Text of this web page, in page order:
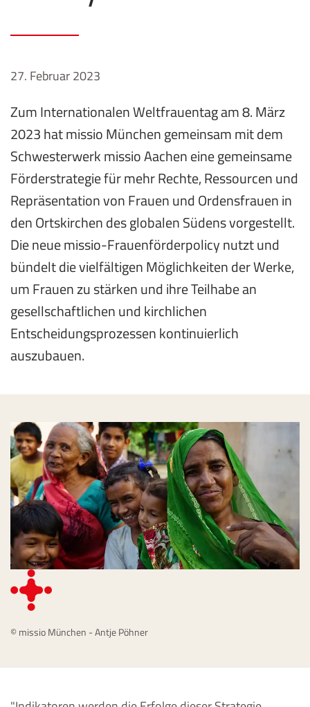
27. Februar 2023
Zum Internationalen Weltfrauentag am 8. März
2023 hat missio München gemeinsam mit dem
Schwesterwerk missio Aachen eine gemeinsame
Förderstrategie für mehr Rechte, Ressourcen und
Repräsentation von Frauen und Ordensfrauen in
den Ortskirchen des globalen Südens vorgestellt.
Die neue missio-Frauenförderpolicy nutzt und
bündelt die vielfältigen Möglichkeiten der Werke,
um Frauen zu stärken und ihre Teilhabe an
gesellschaftlichen und kirchlichen
Entscheidungsprozessen kontinuierlich
auszubauen.
© missio München - Antje Pöhner